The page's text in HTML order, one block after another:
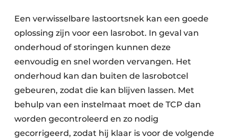
Een verwisselbare lastoortsnek kan een goede
oplossing zijn voor een lasrobot. In geval van
onderhoud of storingen kunnen deze
eenvoudig en snel worden vervangen. Het
onderhoud kan dan buiten de lasrobotcel
gebeuren, zodat die kan blijven lassen. Met
behulp van een instelmaat moet de TCP dan
worden gecontroleerd en zo nodig
gecorrigeerd, zodat hij klaar is voor de volgende